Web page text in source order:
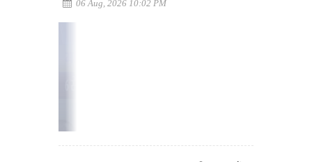
06 Aug, 2026 10:02 PM